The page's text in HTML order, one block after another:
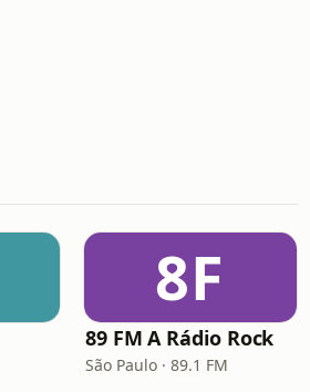
8F
89 FM A Rádio Rock
São Paulo · 89.1 FM